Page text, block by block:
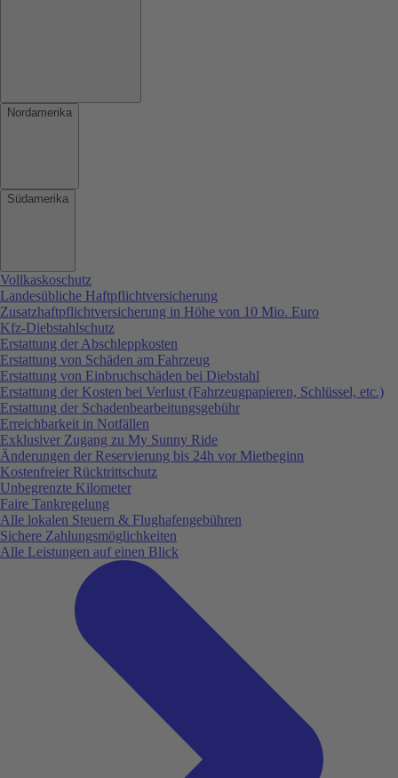
Nordamerika
Südamerika
Vollkaskoschutz
Landesübliche Haftpflichtversicherung
Zusatzhaftpflichtversicherung in Höhe von 10 Mio. Euro
Kfz-Diebstahlschutz
Erstattung der Abschleppkosten
Erstattung von Schäden am Fahrzeug
Erstattung von Einbruchschäden bei Diebstahl
Erstattung der Kosten bei Verlust (Fahrzeugpapieren, Schlüssel, etc.)
Erstattung der Schadenbearbeitungsgebühr
Erreichbarkeit in Notfällen
Exklusiver Zugang zu My Sunny Ride
Änderungen der Reservierung bis 24h vor Mietbeginn
Kostenfreier Rücktrittschutz
Unbegrenzte Kilometer
Faire Tankregelung
Alle lokalen Steuern & Flughafengebühren
Sichere Zahlungsmöglichkeiten
Alle Leistungen auf einen Blick